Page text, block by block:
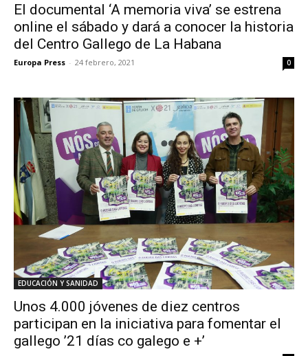
El documental ‘A memoria viva’ se estrena
online el sábado y dará a conocer la historia
del Centro Gallego de La Habana
Europa Press - 24 febrero, 2021 0
EDUCACIÓN Y SANIDAD
Unos 4.000 jóvenes de diez centros
participan en la iniciativa para fomentar el
gallego ’21 días co galego e +’